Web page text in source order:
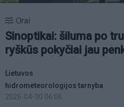
Orai
Sinoptikai: šiluma po
ryškūs pokyčiai jau
Lietuvos
hidrometeorologijos tarnyba
2026-04-30 06:06